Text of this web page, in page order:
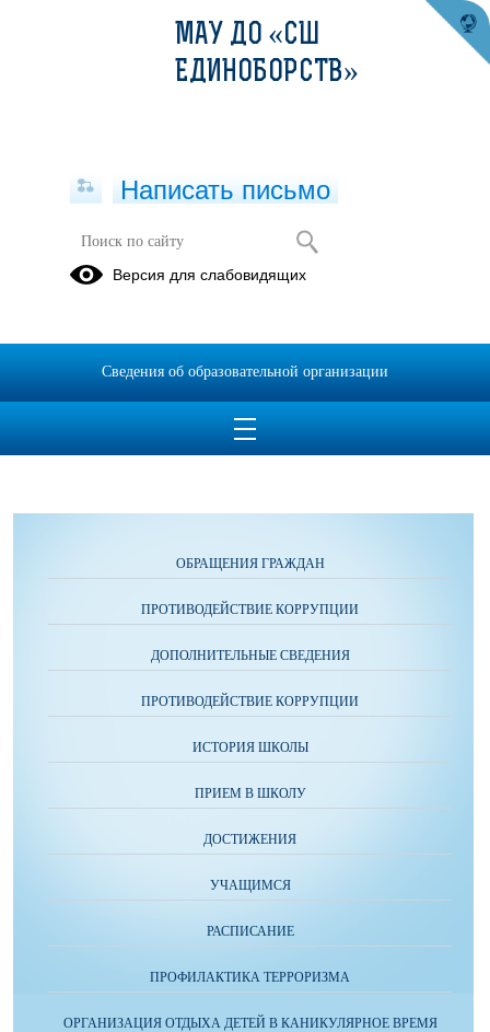
Прием в школу
ОБРАЩЕНИЯ ГРАЖДАН
ПРОТИВОДЕЙСТВИЕ КОРРУПЦИИ
ДОПОЛНИТЕЛЬНЫЕ СВЕДЕНИЯ
ПРОТИВОДЕЙСТВИЕ КОРРУПЦИИ
ИСТОРИЯ ШКОЛЫ
ПРИЕМ В ШКОЛУ
ДОСТИЖЕНИЯ
УЧАЩИМСЯ
РАСПИСАНИЕ
ПРОФИЛАКТИКА ТЕРРОРИЗМА
ОРГАНИЗАЦИЯ ОТДЫХА ДЕТЕЙ В КАНИКУЛЯРНОЕ ВРЕМЯ
МАУ ДО «СШ
ЕДИНОБОРСТВ»
Написать письмо
Версия для слабовидящих
Сведения об образовательной организации